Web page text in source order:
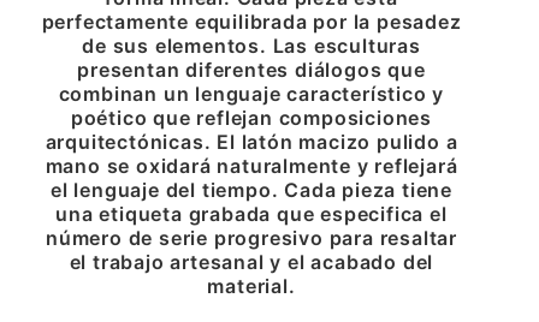
perfectamente equilibrada por la pesadez
de sus elementos. Las esculturas
presentan diferentes diálogos que
combinan un lenguaje característico y
poético que reflejan composiciones
arquitectónicas. El latón macizo pulido a
mano se oxidará naturalmente y reflejará
el lenguaje del tiempo. Cada pieza tiene
una etiqueta grabada que especifica el
número de serie progresivo para resaltar
el trabajo artesanal y el acabado del
material.